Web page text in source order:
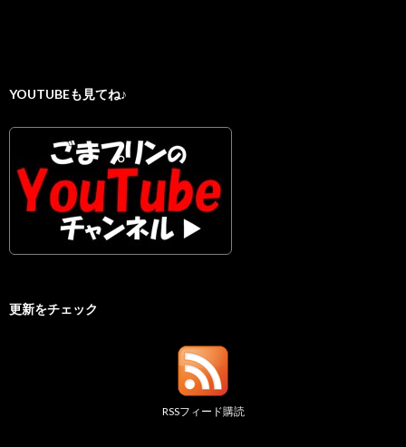
YOUTUBEも見てね♪
更新をチェック
RSSフィード購読